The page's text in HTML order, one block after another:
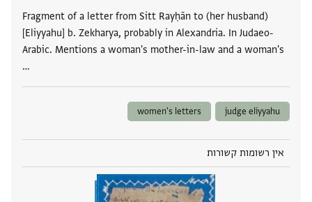
Fragment of a letter from Sitt Rayḥān to (her husband)
[Eliyyahu] b. Zekharya, probably in Alexandria. In Judaeo-
Arabic. Mentions a woman's mother-in-law and a woman's
…
judge eliyyahu
women's letters
אין רשומות קשורות